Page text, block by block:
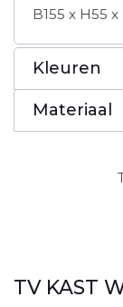
B155 x H55
Kleuren
Materiaal
TV KAST